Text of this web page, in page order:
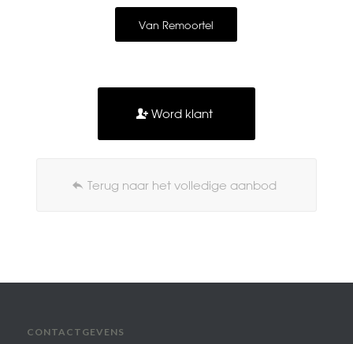
Van Remoortel
Word klant
Terug naar het volledige aanbod
CONTACTGEVENS